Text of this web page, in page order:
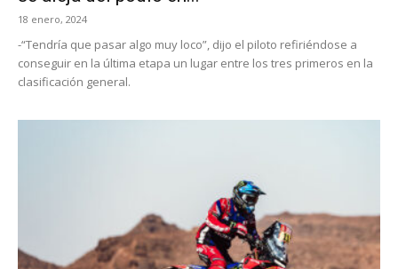
18 enero, 2024
-“Tendría que pasar algo muy loco”, dijo el piloto refiriéndose a
conseguir en la última etapa un lugar entre los tres primeros en la
clasificación general.